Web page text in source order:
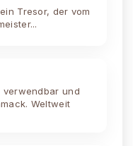
Tresor, der vom
verwendbar und
Weltweit